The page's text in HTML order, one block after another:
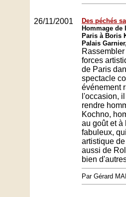
26/11/2001
Des péchés
Hommage de
Paris à Boris
Palais
forces
de Paris
spectacle
événement
l'occasion,
rendre
Kochno,
au goût et à
fabuleux,
artistique
aussi de
bien
Par Gérard